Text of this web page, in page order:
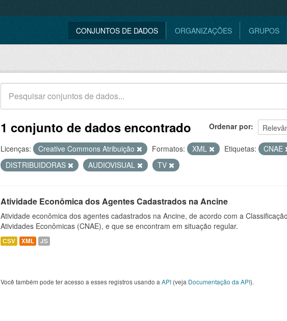
CONJUNTOS DE DADOS ORGANIZAÇÕES GRUPOS
Ordenar por
1 conjunto de dados encontrado
Licenças: Creative Commons Atribuição Formatos: XML Etiquetas:
CNAE
DISTRIBUIDORAS
AUDIOVISUAL TV
Atividade Econômica dos Agentes Cadastrados na Ancine
Atividade econômica dos agentes cadastrados na Ancine, de acordo com a
Atividades Econômicas (CNAE), e que se encontram em situação regular.
CSV XML JS
Você também pode ter acesso a esses registros usando a API (veja Documentação da API).